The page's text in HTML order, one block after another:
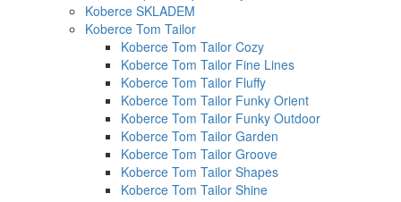
Koberce SKLADEM
Koberce Tom Tailor
Koberce Tom Tailor Cozy
Koberce Tom Tailor Fine Lines
Koberce Tom Tailor Fluffy
Koberce Tom Tailor Funky Orient
Koberce Tom Tailor Funky Outdoor
Koberce Tom Tailor Garden
Koberce Tom Tailor Groove
Koberce Tom Tailor Shapes
Koberce Tom Tailor Shine